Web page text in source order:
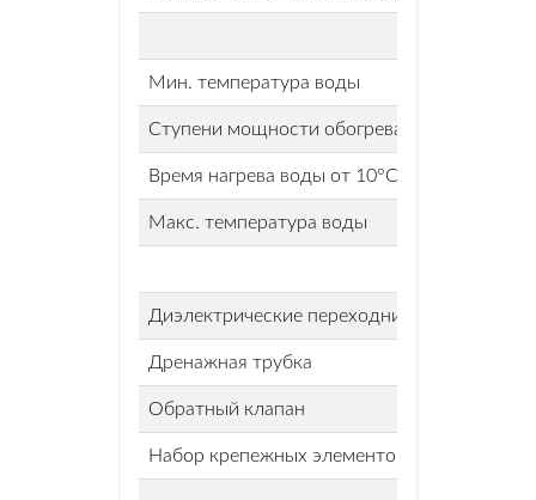
Мин. температура воды
Ступени мощности обогрева, кВт
Время нагрева воды от 10°С до 75°С
Макс. температура воды
Диэлектрические переходники
Дренажная трубка
Обратный клапан
Набор крепежных элементов в комплекте